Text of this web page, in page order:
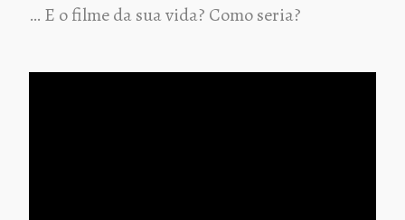
… E o filme da sua vida? Como seria?